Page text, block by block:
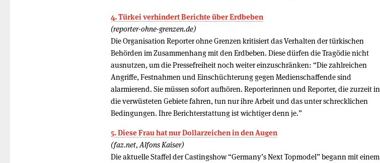
4. Türkei verhindert Berichte über Erdbeben
(reporter-ohne-grenzen.de)
Die Organisation Reporter ohne Grenzen kritisiert das Verhalten der türkischen
Behörden im Zusammenhang mit den Erdbeben. Diese dürfen die Tragödie nicht
ausnutzen, um die Pressefreiheit noch weiter einzuschränken: “Die zahlreichen
Angriffe, Festnahmen und Einschüchterung gegen Medienschaffende sind
alarmierend. Sie müssen sofort aufhören. Reporterinnen und Reporter, die zurzeit in
die verwüsteten Gebiete fahren, tun nur ihre Arbeit und das unter schrecklichen
Bedingungen. Ihre Berichterstattung ist wichtiger denn je.”
5. Diese Frau hat nur Dollarzeichen in den Augen
(faz.net, Alfons Kaiser)
Die aktuelle Staffel der Castingshow “Germany’s Next Topmodel” begann mit einem